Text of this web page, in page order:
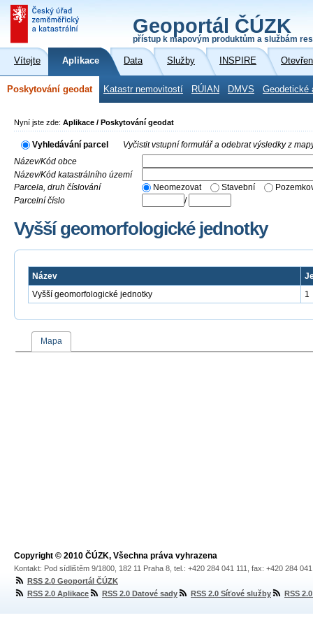
Geoportál ČÚZK
přístup k mapovým produktům a službám
Vítejte Aplikace Data Služby INSPIRE
Poskytování geodat Katastr nemovitostí RÚIAN DMVS Geodetické
Nyní jste zde: Aplikace / Poskytování geodat
Vyhledávání parcel
Vyčistit vstupní formulář a odebrat výsledky z
Název/Kód obce
Název/Kód katastrálního území
Parcela, druh číslování
Neomezovat Stavební
Parcelní číslo
/
Vyšší geomorfologické jednotky
Název
Vyšší geomorfologické jednotky
1
Mapa
Copyright © 2010 ČÚZK, Všechna práva vyhrazena
Kontakt: Pod sídlištěm 9/1800, 182 11 Praha 8, tel.: +420 284 041 111, fax: +420 284
RSS 2.0 Geoportál ČÚZK
RSS 2.0 Aplikace
RSS 2.0 Datové sady RSS 2.0 Síťové služby RSS